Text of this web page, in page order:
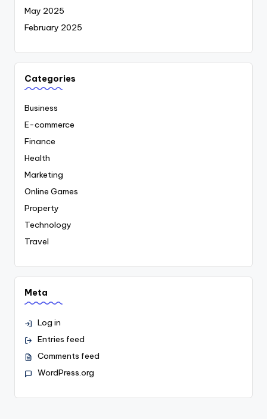
May 2025
February 2025
Categories
Business
E-commerce
Finance
Health
Marketing
Online Games
Property
Technology
Travel
Meta
Log in
Entries feed
Comments feed
WordPress.org